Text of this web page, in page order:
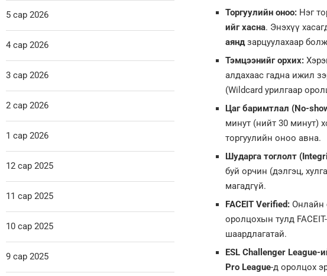
Торгуулийн оноо:Нэг
ийг хасна. Энэхүү
аяндзарцуулахаар
Тэмцээнийг орхих:
алдахаас гадна ижил
(Wildcard урилгаар
Цаг баримтлал (No-
минут (нийт 30 минут)
торгуулийн оноо авна.
Шударга тоглолт
буй орчин (дэлгэц,
магадгүй.
FACEIT Verified:Онлайн
оролцохын тулд
шаардлагатай.
ESL Challenger League-
Pro League-д оролцох
5 сар 2026
4 сар 2026
3 сар 2026
2 сар 2026
1 сар 2026
12 сар 2025
11 сар 2025
10 сар 2025
9 сар 2025